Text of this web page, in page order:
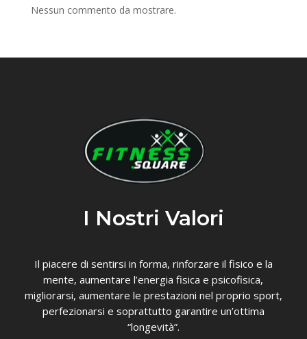
Nessun commento da mostrare.
I Nostri Valori
Il piacere di sentirsi in forma, rinforzare il fisico e la
mente, aumentare l’energia fisica e psicofisica,
migliorarsi, aumentare le prestazioni nel proprio sport,
perfezionarsi e soprattutto garantire un’ottima
“longevità”.